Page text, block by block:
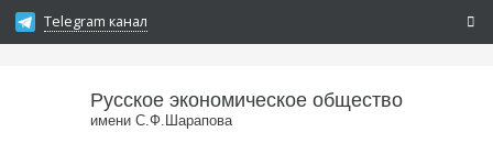
Telegram канал
Русское экономическое общество
имени С.Ф.Шарапова